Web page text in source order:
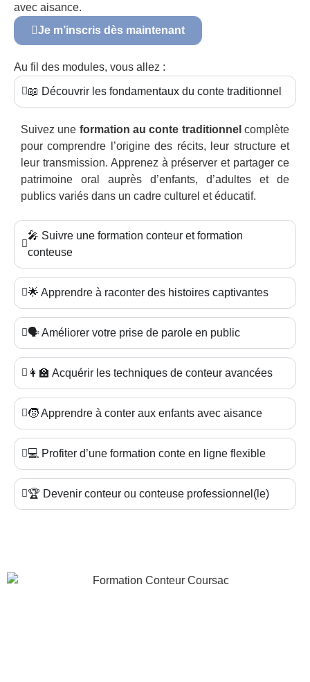
avec aisance.
Je m’inscris dès maintenant
Au fil des modules, vous allez :
📖 Découvrir les fondamentaux du conte traditionnel
Suivez une formation au conte traditionnel complète
pour comprendre l’origine des récits, leur structure et
leur transmission. Apprenez à préserver et partager ce
patrimoine oral auprès d’enfants, d’adultes et de
publics variés dans un cadre culturel et éducatif.
🎤 Suivre une formation conteur et formation
conteuse
🌟 Apprendre à raconter des histoires captivantes
🗣️ Améliorer votre prise de parole en public
👩‍🏫 Acquérir les techniques de conteur avancées
🧒 Apprendre à conter aux enfants avec aisance
💻 Profiter d’une formation conte en ligne flexible
🏆 Devenir conteur ou conteuse professionnel(le)